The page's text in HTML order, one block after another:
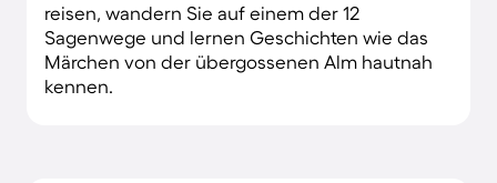
reisen, wandern Sie auf einem der 12
Sagenwege und lernen Geschichten wie das
Märchen von der übergossenen Alm hautnah
kennen.